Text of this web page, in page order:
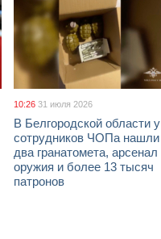
10:26 31 июля 2026
В Белгородской области у
сотрудников ЧОПа нашли
два гранатомета, арсенал
оружия и более 13 тысяч
патронов